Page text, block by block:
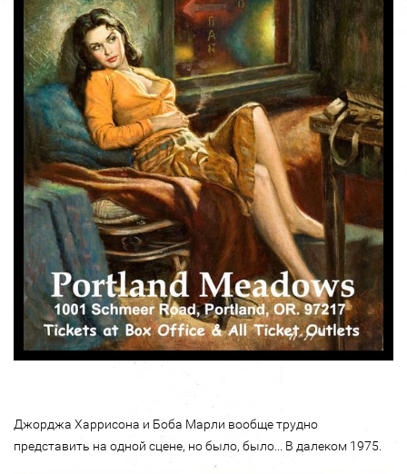
Джорджа Харрисона и Боба Марли вообще трудно
представить на одной сцене, но было, было... В далеком 1975.